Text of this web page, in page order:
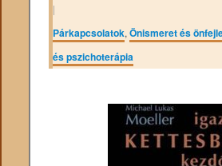
|
Párkapcsolatok,Önismeret és
és pszichoterápia